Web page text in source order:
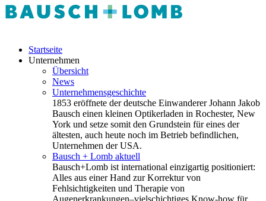
Startseite
Unternehmen
Übersicht
News
Unternehmensgeschichte
1853 eröffnete der deutsche Einwanderer Johann Jakob
Bausch einen kleinen Optikerladen in Rochester, New
York und setze somit den Grundstein für eines der
ältesten, auch heute noch im Betrieb befindlichen,
Unternehmen der USA.
Bausch + Lomb aktuell
Bausch+Lomb ist international einzigartig positioniert:
Alles aus einer Hand zur Korrektur von
Fehlsichtigkeiten und Therapie von
Augenerkrankungen–vielschichtiges Know-how für